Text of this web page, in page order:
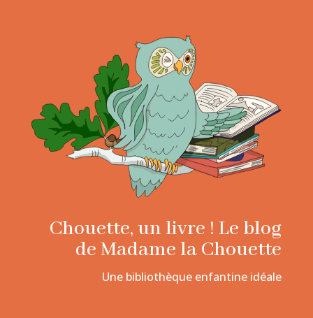
Chouette, un livre ! Le blog
de Madame la Chouette
Une bibliothèque enfantine idéale